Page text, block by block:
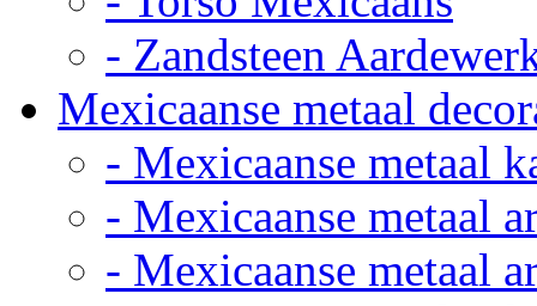
- Zandsteen
Mexicaanse metaal
- Mexicaanse metaal
- Mexicaanse metaal
- Mexicaanse metaal